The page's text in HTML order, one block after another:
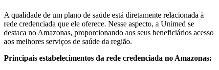
A qualidade de um plano de saúde está diretamente relacionada à
rede credenciada que ele oferece. Nesse aspecto, a Unimed se
destaca no Amazonas, proporcionando aos seus beneficiários acesso
aos melhores serviços de saúde da região.
Principais estabelecimentos da rede credenciada no Amazonas: